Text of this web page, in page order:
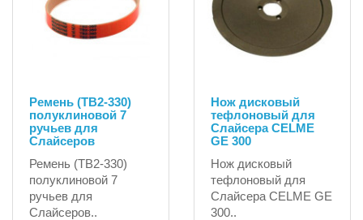
Ремень (TB2-330)
полуклиновой 7
ручьев для
Слайсеров
Ремень (TB2-330)
полуклиновой 7
ручьев для
Слайсеров..
Нож дисковый
тефлоновый для
Слайсера CELME
GE 300
Нож дисковый
тефлоновый для
Слайсера CELME GE
300..